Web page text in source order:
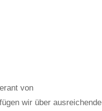
von
wir über ausreichende